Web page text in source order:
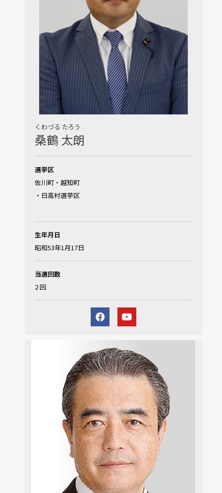
くわづる たろう
桑鶴 太朗
選挙区
佐川町・越知町
・日高村選挙区
生年月日
昭和53年1月17日
当選回数
2 回